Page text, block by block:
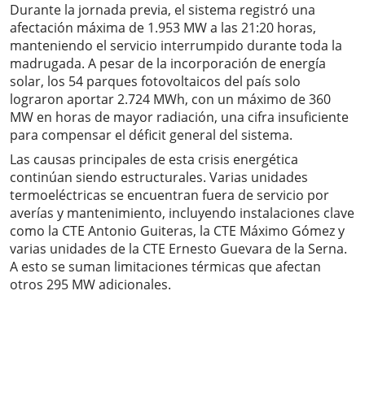
Durante la jornada previa, el sistema registró una
afectación máxima de 1.953 MW a las 21:20 horas,
manteniendo el servicio interrumpido durante toda la
madrugada. A pesar de la incorporación de energía
solar, los 54 parques fotovoltaicos del país solo
lograron aportar 2.724 MWh, con un máximo de 360
MW en horas de mayor radiación, una cifra insuficiente
para compensar el déficit general del sistema.
Las causas principales de esta crisis energética
continúan siendo estructurales. Varias unidades
termoeléctricas se encuentran fuera de servicio por
averías y mantenimiento, incluyendo instalaciones clave
como la CTE Antonio Guiteras, la CTE Máximo Gómez y
varias unidades de la CTE Ernesto Guevara de la Serna.
A esto se suman limitaciones térmicas que afectan
otros 295 MW adicionales.